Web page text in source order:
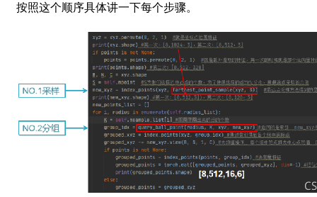
按照这个顺序具体讲一下每个步骤。